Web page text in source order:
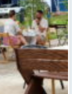
dienas